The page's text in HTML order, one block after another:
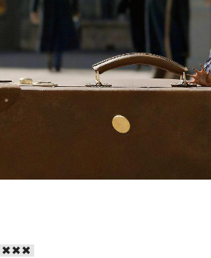
✖︎✖︎✖︎